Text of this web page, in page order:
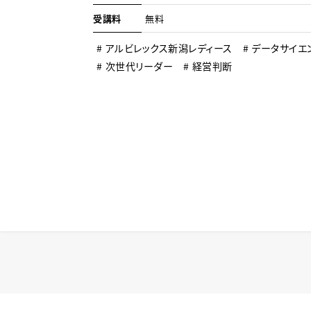
受講料 無料
アルビレックス新潟レディース
データサイエ
次世代リーダー
経営判断